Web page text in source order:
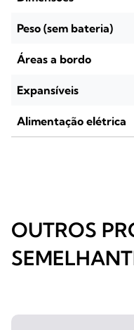
Peso (sem bateria)
Áreas a bordo
Expansíveis
Alimentação elétrica
OUTROS